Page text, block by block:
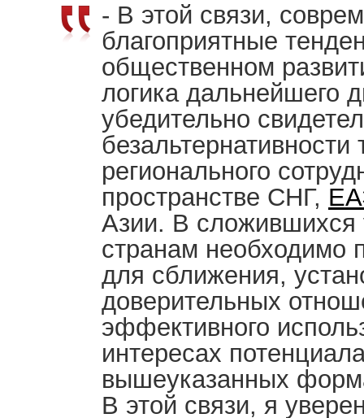
- В этой связи,
благоприятные
общественном
логика дальнейшего
убедительно
безальтернативности
регионального
пространстве СНГ,
Азии. В
странам необходимо
для сближения,
доверительных
эффективного
интересах
вышеуказанных
В этой связи, я